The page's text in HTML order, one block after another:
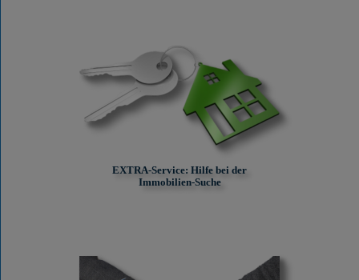
EXTRA-Service: Hilfe bei der
Immobilien-Suche